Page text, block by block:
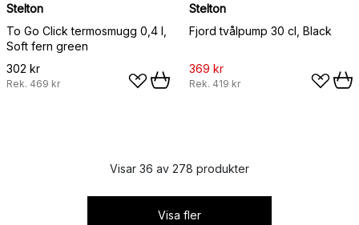
Stelton
To Go Click termosmugg 0,4 l,
Soft fern green
302 kr
Rek. 469 kr
Stelton
Fjord tvålpump 30 cl, Black
369 kr
Rek. 419 kr
Visar 36 av 278 produkter
Visa fler